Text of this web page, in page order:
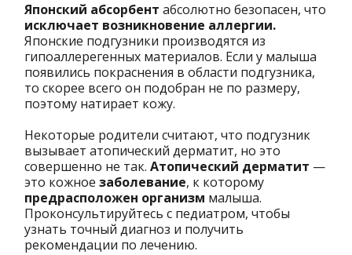
Японский абсорбент абсолютно безопасен, что
исключает возникновение аллергии.
Японские подгузники производятся из
гипоаллерегенных материалов. Если у малыша
появились покраснения в области подгузника,
то скорее всего он подобран не по размеру,
поэтому натирает кожу.
Некоторые родители считают, что подгузник
вызывает атопический дерматит, но это
совершенно не так. Атопический дерматит —
это кожное заболевание, к которому
предрасположен организм малыша.
Проконсультируйтесь с педиатром, чтобы
узнать точный диагноз и получить
рекомендации по лечению.